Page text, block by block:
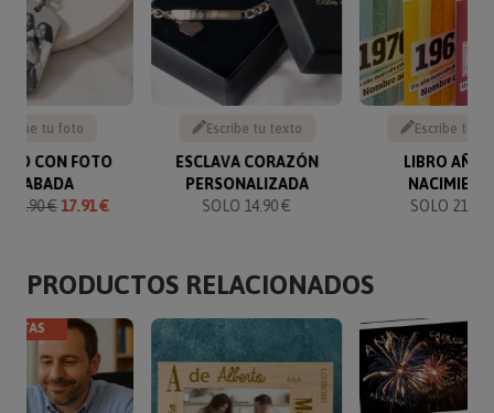
Sube tu foto
CON FOTO
GRABADA
19.90 €17.91 €
Escribe tu texto
ESCLAVA CORAZÓN
PERSONALIZADA
SOLO 14.90 €
Escribe tu
LIBRO AÑO
SOLO 21.95
PRODUCTOS RELACIONADOS